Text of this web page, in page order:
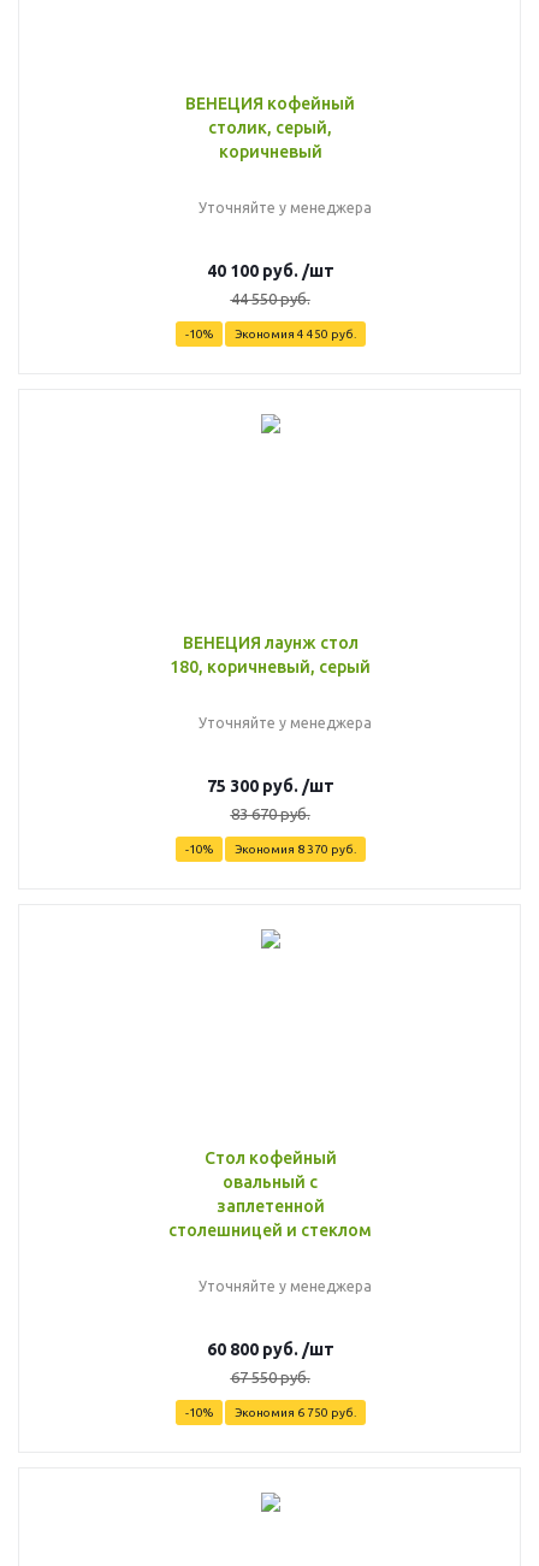
ВЕНЕЦИЯ кофейный
столик, серый,
коричневый
Уточняйте у менеджера
40 100руб. /шт
44 550руб.
-10% Экономия 4 450 руб.
ВЕНЕЦИЯ лаунж стол
180, коричневый, серый
Уточняйте у менеджера
75 300руб. /шт
83 670руб.
-10% Экономия 8 370 руб.
Стол кофейный
овальный с
заплетенной
столешницей и стеклом
Уточняйте у менеджера
60 800руб. /шт
67 550руб.
-10% Экономия 6 750 руб.